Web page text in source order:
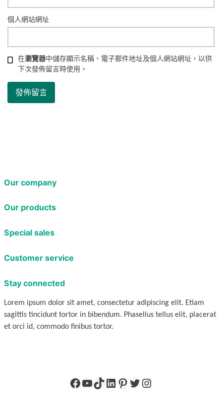
個人網站網址
在瀏覽器中儲存顯示名稱、電子郵件地址及個人網站網址，以供
下次發佈留言時使用。
Our company
Our products
Special sales
Customer service
Stay connected
Lorem ipsum dolor sit amet, consectetur adipiscing elit. Etiam
sagittis tincidunt tortor in bibendum. Phasellus tellus elit, placerat
et orci id, commodo finibus tortor.
Facebook
YouTube
TikTok
LinkedIn
Pinterest
X Instagram